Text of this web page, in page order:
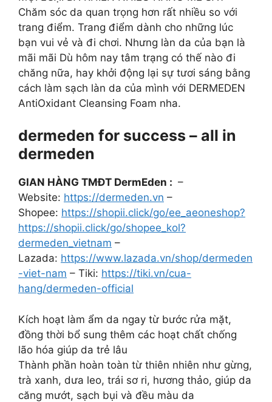
Chăm sóc da quan trọng hơn rất nhiều so với
trang điểm. Trang điểm dành cho những lúc
bạn vui vẻ và đi chơi. Nhưng làn da của bạn là
mãi mãi Dù hôm nay tâm trạng có thế nào đi
chăng nữa, hay khởi động lại sự tươi sáng bằng
cách làm sạch làn da của mình với DERMEDEN
AntiOxidant Cleansing Foam nha.
dermeden for success – all in
dermeden
GIAN HÀNG TMĐT DermEden : –
Website: https://dermeden.vn –
Shopee: https://shopii.click/go/ee_aeoneshop?
https://shopii.click/go/shopee_kol?
dermeden_vietnam –
Lazada: https://www.lazada.vn/shop/dermeden
-viet-nam – Tiki: https://tiki.vn/cua-
hang/dermeden-official
Kích hoạt làm ẩm da ngay từ bước rửa mặt,
đồng thời bổ sung thêm các hoạt chất chống
lão hóa giúp da trẻ lâu
Thành phần hoàn toàn từ thiên nhiên như gừng,
trà xanh, dưa leo, trái sơ ri, hương thảo, giúp da
căng mướt, sạch bụi và đều màu da